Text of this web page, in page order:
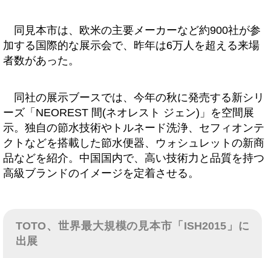
同見本市は、欧米の主要メーカーなど約900社が参
加する国際的な展示会で、昨年は6万人を超える来場
者数があった。
同社の展示ブースでは、今年の秋に発売する新シリ
ーズ「NEOREST 間(ネオレスト ジェン)」を空間展
示。独自の節水技術やトルネード洗浄、セフィオンテ
クトなどを搭載した節水便器、ウォシュレットの新商
品などを紹介。中国国内で、高い技術力と品質を持つ
高級ブランドのイメージを定着させる。
TOTO、世界最大規模の見本市「ISH2015」に
出展